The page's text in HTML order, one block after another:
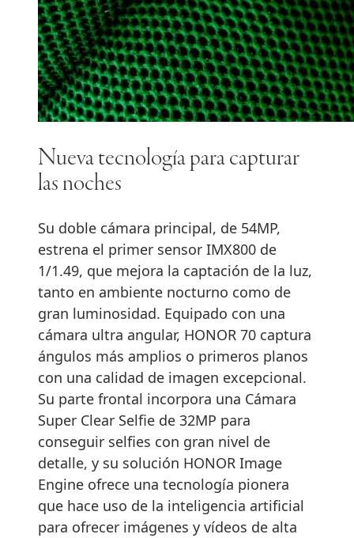
Nueva tecnología para capturar
las noches
Su doble cámara principal, de 54MP,
estrena el primer sensor IMX800 de
1/1.49, que mejora la captación de la luz,
tanto en ambiente nocturno como de
gran luminosidad. Equipado con una
cámara ultra angular, HONOR 70 captura
ángulos más amplios o primeros planos
con una calidad de imagen excepcional.
Su parte frontal incorpora una Cámara
Super Clear Selfie de 32MP para
conseguir selfies con gran nivel de
detalle, y su solución HONOR Image
Engine ofrece una tecnología pionera
que hace uso de la inteligencia artificial
para ofrecer imágenes y vídeos de alta